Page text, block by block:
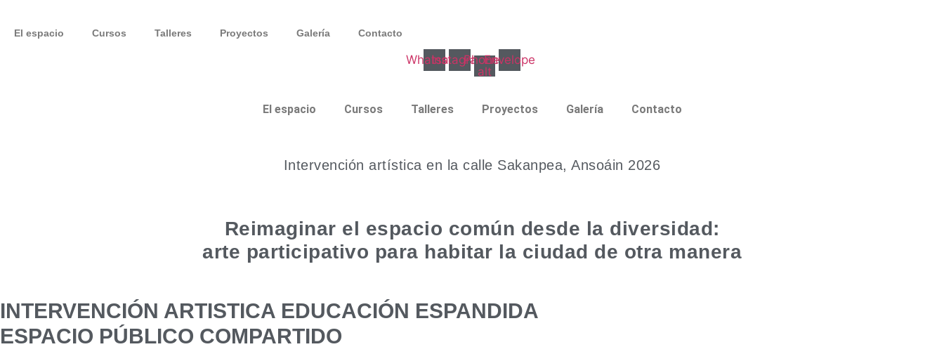
contenido
El espacio Cursos Talleres Proyectos Galería Contacto
Whatsapp
Instagram
Phone-
alt
Envelope
El espacio Cursos Talleres Proyectos Galería Contacto
Intervención artística en la calle Sakanpea, Ansoáin 2026
Reimaginar el espacio común desde la diversidad:
arte participativo para habitar la ciudad de otra manera
INTERVENCIÓN ARTISTICA EDUCACIÓN ESPANDIDA
ESPACIO PÚBLICO COMPARTIDO